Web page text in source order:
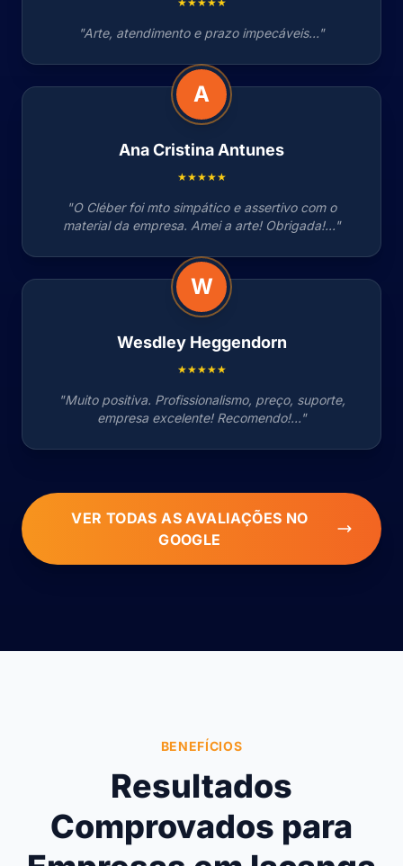
"Arte, atendimento e prazo impecáveis..."
A
Ana Cristina Antunes
★★★★★
"O Cléber foi mto simpático e assertivo com o
material da empresa. Amei a arte! Obrigada!..."
W
Wesdley Heggendorn
★★★★★
"Muito positiva. Profissionalismo, preço, suporte,
empresa excelente! Recomendo!..."
VER TODAS AS AVALIAÇÕES NO
GOOGLE
BENEFÍCIOS
Resultados
Comprovados para